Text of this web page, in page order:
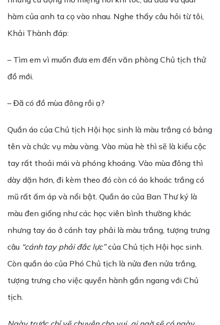
hàm của anh ta cọ vào nhau. Nghe thấy câu hỏi từ tôi,
Khải Thành đáp:
– Tìm em vì muốn đưa em đến văn phòng Chủ tịch thử
đồ mới.
– Đã có đồ mùa đông rồi ạ?
Quần áo của Chủ tịch Hội học sinh là màu trắng có bảng
tên và chức vụ màu vàng. Vào mùa hè thì sẽ là kiểu cộc
tay rất thoải mái và phóng khoáng. Vào mùa đông thì
dày dặn hơn, đi kèm theo đó còn có áo khoác trắng có
mũ rất ấm áp và nổi bật. Quần áo của Ban Thư ký là
màu đen giống như các học viên bình thường khác
nhưng tay áo ở cánh tay phải là màu trắng, tượng trưng
câu “cánh tay phải đắc lực”của Chủ tịch Hội học sinh.
Còn quần áo của Phó Chủ tịch là nửa đen nửa trắng,
tượng trưng cho việc quyền hành gần ngang với Chủ
tịch.